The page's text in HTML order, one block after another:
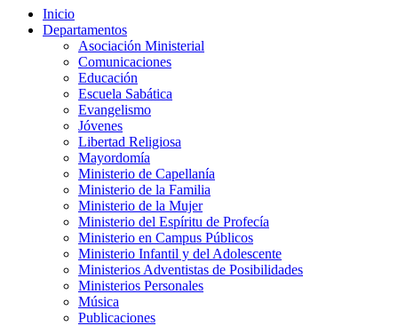
Inicio
Departamentos
Asociación Ministerial
Comunicaciones
Educación
Escuela Sabática
Evangelismo
Jóvenes
Libertad Religiosa
Mayordomía
Ministerio de Capellanía
Ministerio de la Familia
Ministerio de la Mujer
Ministerio del Espíritu de Profecía
Ministerio en Campus Públicos
Ministerio Infantil y del Adolescente
Ministerios Adventistas de Posibilidades
Ministerios Personales
Música
Publicaciones